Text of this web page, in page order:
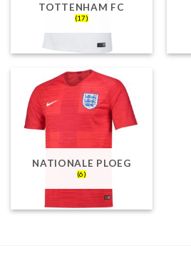
TOTTENHAM FC
(17)
NATIONALE PLOEG
(6)